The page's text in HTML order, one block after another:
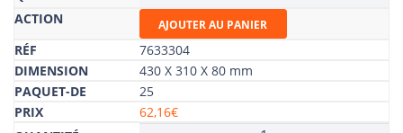
de
Etuis
carton
"prêt
à
poster"
renforcé
AJOUTER AU PANIER
7633304
430 X 310 X 80 mm
25
62,16€